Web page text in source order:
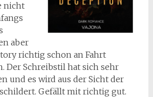
nicht
aber
richtig schon an Fahrt
Der Schreibstil hat sich sehr
und es wird aus der Sicht der
Gefällt mit richtig gut.